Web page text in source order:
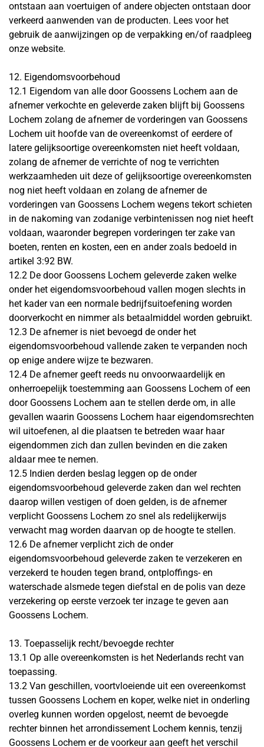
ontstaan aan voertuigen of andere objecten ontstaan door
verkeerd aanwenden van de producten. Lees voor het
gebruik de aanwijzingen op de verpakking en/of raadpleeg
onze website.
12. Eigendomsvoorbehoud
12.1 Eigendom van alle door Goossens Lochem aan de
afnemer verkochte en geleverde zaken blijft bij Goossens
Lochem zolang de afnemer de vorderingen van Goossens
Lochem uit hoofde van de overeenkomst of eerdere of
latere gelijksoortige overeenkomsten niet heeft voldaan,
zolang de afnemer de verrichte of nog te verrichten
werkzaamheden uit deze of gelijksoortige overeenkomsten
nog niet heeft voldaan en zolang de afnemer de
vorderingen van Goossens Lochem wegens tekort schieten
in de nakoming van zodanige verbintenissen nog niet heeft
voldaan, waaronder begrepen vorderingen ter zake van
boeten, renten en kosten, een en ander zoals bedoeld in
artikel 3:92 BW.
12.2 De door Goossens Lochem geleverde zaken welke
onder het eigendomsvoorbehoud vallen mogen slechts in
het kader van een normale bedrijfsuitoefening worden
doorverkocht en nimmer als betaalmiddel worden gebruikt.
12.3 De afnemer is niet bevoegd de onder het
eigendomsvoorbehoud vallende zaken te verpanden noch
op enige andere wijze te bezwaren.
12.4 De afnemer geeft reeds nu onvoorwaardelijk en
onherroepelijk toestemming aan Goossens Lochem of een
door Goossens Lochem aan te stellen derde om, in alle
gevallen waarin Goossens Lochem haar eigendomsrechten
wil uitoefenen, al die plaatsen te betreden waar haar
eigendommen zich dan zullen bevinden en die zaken
aldaar mee te nemen.
12.5 Indien derden beslag leggen op de onder
eigendomsvoorbehoud geleverde zaken dan wel rechten
daarop willen vestigen of doen gelden, is de afnemer
verplicht Goossens Lochem zo snel als redelijkerwijs
verwacht mag worden daarvan op de hoogte te stellen.
12.6 De afnemer verplicht zich de onder
eigendomsvoorbehoud geleverde zaken te verzekeren en
verzekerd te houden tegen brand, ontploffings- en
waterschade alsmede tegen diefstal en de polis van deze
verzekering op eerste verzoek ter inzage te geven aan
Goossens Lochem.
13. Toepasselijk recht/bevoegde rechter
13.1 Op alle overeenkomsten is het Nederlands recht van
toepassing.
13.2 Van geschillen, voortvloeiende uit een overeenkomst
tussen Goossens Lochem en koper, welke niet in onderling
overleg kunnen worden opgelost, neemt de bevoegde
rechter binnen het arrondissement Lochem kennis, tenzij
Goossens Lochem er de voorkeur aan geeft het verschil